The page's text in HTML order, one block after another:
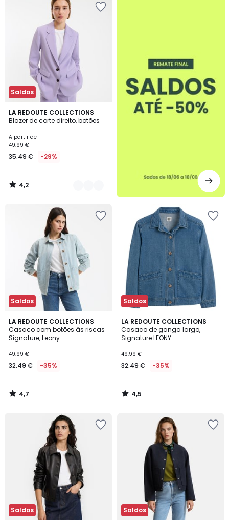
Saldos
LA REDOUTE COLLECTIONS
Blazer de corte direito, botões
A partir de
49.99 €
35.49 € -29%
4,2
/ 5
3
Cores
4,2
/
Saldos
LA REDOUTE COLLECTIONS
Casaco com botões às riscas
Signature, Leony
49.99 €
32.49 € -35%
4,7
/ 5
4,7
/
Saldos
LA REDOUTE COLLECTIONS
Casaco de ganga largo,
Signature LEONY
49.99 €
32.49 € -35%
4,5
/ 5
4,5
/
Saldos Saldos